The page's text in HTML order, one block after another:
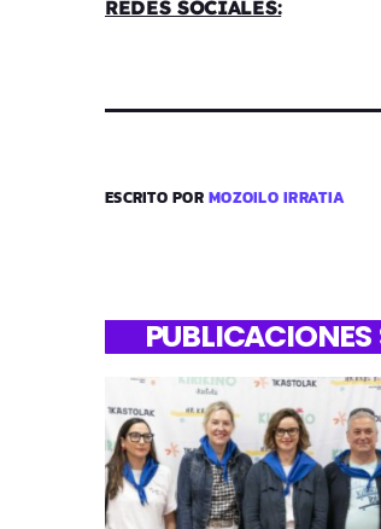
REDES SOCIALES:
ESCRITO PORMOZOILO IRRATIA
PUBLICACIONES